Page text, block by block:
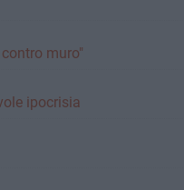
muro"
ipocrisia